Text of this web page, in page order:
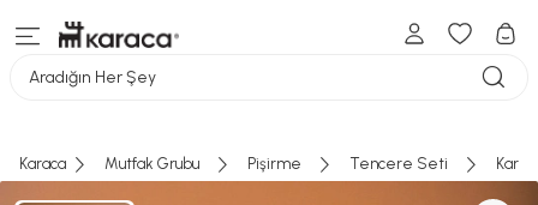
Aradığın Her Şey
Karaca Mutfak Grubu Pişirme Tencere Seti